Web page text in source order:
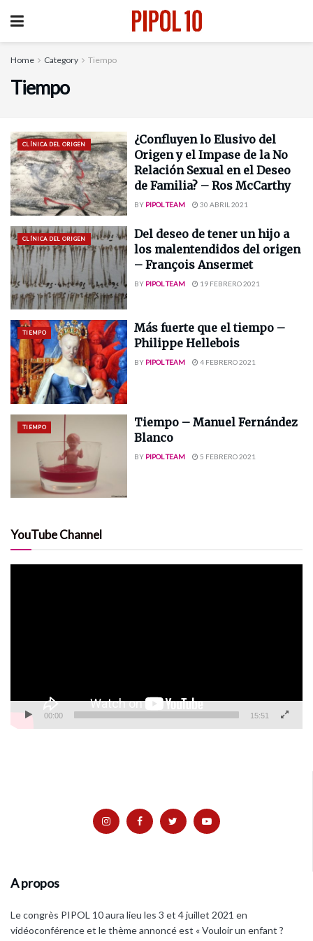
Home Category Tiempo
Tiempo
CLÍNICA DEL ORIGEN
¿Confluyen lo Elusivo del
Origen y el Impase de la No
Relación Sexual en el Deseo
de Familia? – Ros McCarthy
BY PIPOL TEAM 30 ABRIL 2021
CLÍNICA DEL ORIGEN
Del deseo de tener un hijo a
los malentendidos del origen
– François Ansermet
BY PIPOL TEAM 19 FEBRERO 2021
TIEMPO
Más fuerte que el tiempo –
Philippe Hellebois
BY PIPOL TEAM 4 FEBRERO 2021
TIEMPO
Tiempo – Manuel Fernández
Blanco
BY PIPOL TEAM 5 FEBRERO 2021
YouTube Channel
00:00 15:51
A propos
Le congrès PIPOL 10 aura lieu les 3 et 4 juillet 2021 en
vidéoconférence et le thème annoncé est « Vouloir un enfant ?